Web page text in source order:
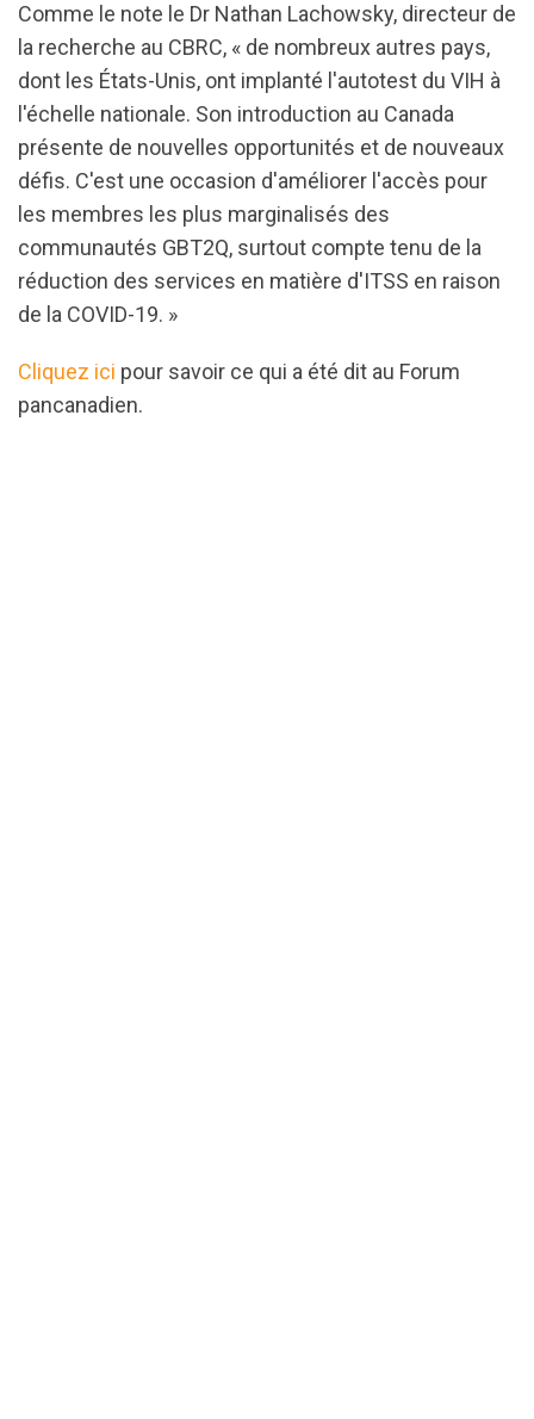
Comme le note le Dr Nathan Lachowsky, directeur de
la recherche au CBRC, « de nombreux autres pays,
dont les États-Unis, ont implanté l'autotest du VIH à
l'échelle nationale. Son introduction au Canada
présente de nouvelles opportunités et de nouveaux
défis. C'est une occasion d'améliorer l'accès pour
les membres les plus marginalisés des
communautés GBT2Q, surtout compte tenu de la
réduction des services en matière d'ITSS en raison
de la COVID-19. »
Cliquez ici pour savoir ce qui a été dit au Forum
pancanadien.